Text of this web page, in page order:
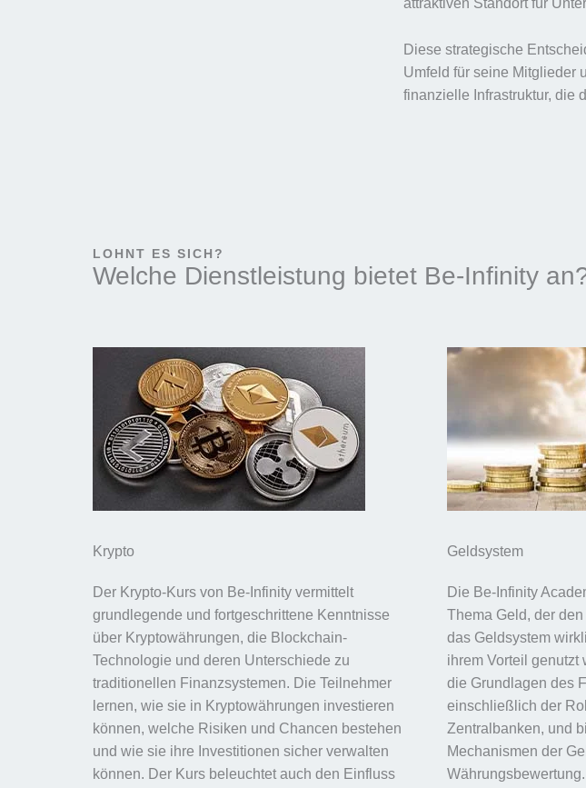
attraktiven Standort für
Diese strategische
Umfeld für seine Mitglieder
finanzielle Infrastruktur, die
LOHNT ES SICH?
Welche Dienstleistung bietet Be-Infinity
Krypto
Der Krypto-Kurs von Be-Infinity vermittelt
grundlegende und fortgeschrittene Kenntnisse
über Kryptowährungen, die Blockchain-
Technologie und deren Unterschiede zu
traditionellen Finanzsystemen. Die Teilnehmer
lernen, wie sie in Kryptowährungen investieren
können, welche Risiken und Chancen bestehen
und wie sie ihre Investitionen sicher verwalten
können. Der Kurs beleuchtet auch den Einfluss
Geldsystem
Die Be-Infinity
Thema Geld, der
das Geldsystem
ihrem Vorteil genutzt
die Grundlagen des
einschließlich der
Zentralbanken, und
Mechanismen der